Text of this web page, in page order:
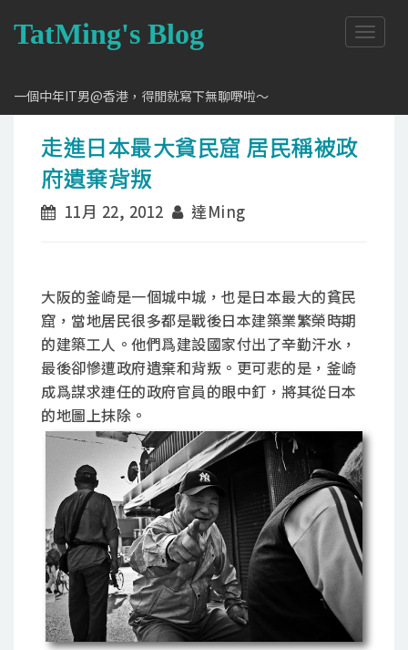
TatMing's Blog
一個中年IT男@香港，得閒就寫下無聊嘢啦～
T
o
走進日本最大貧民窟 居民稱被政
府遺棄背叛
11月 22, 2012 達Ming
大阪的釜崎是一個城中城，也是日本最大的貧民
窟，當地居民很多都是戰後日本建築業繁榮時期
的建築工人。他們爲建設國家付出了辛勤汗水，
最後卻慘遭政府遺棄和背叛。更可悲的是，釜崎
成爲謀求連任的政府官員的眼中釘，將其從日本
的地圖上抹除。